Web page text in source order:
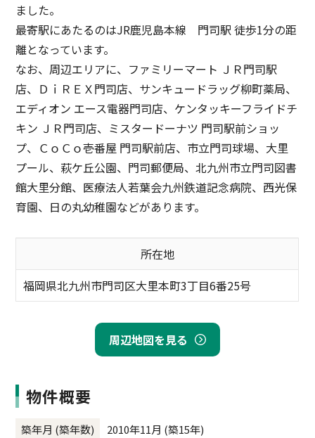
ました。
最寄駅にあたるのはJR鹿児島本線 門司駅 徒歩1分の距
離となっています。
なお、周辺エリアに、ファミリーマート ＪＲ門司駅
店、ＤｉＲＥＸ門司店、サンキュードラッグ柳町薬局、
エディオン エース電器門司店、ケンタッキーフライドチ
キン ＪＲ門司店、ミスタードーナツ 門司駅前ショッ
プ、ＣｏＣｏ壱番屋 門司駅前店、市立門司球場、大里
プール、萩ケ丘公園、門司郵便局、北九州市立門司図書
館大里分館、医療法人若葉会九州鉄道記念病院、西光保
育園、日の丸幼稚園などがあります。
所在地
福岡県北九州市門司区大里本町3丁目6番25号
周辺地図を見る
物件概要
築年月 (築年数)
2010年11月 (築15年)